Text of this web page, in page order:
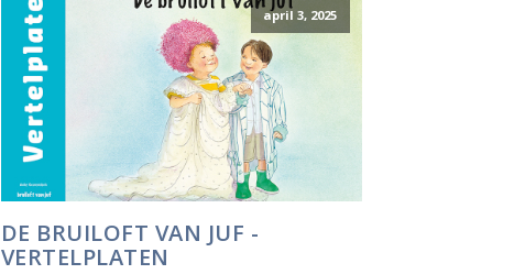
april 3, 2025
DE BRUILOFT VAN JUF -
VERTELPLATEN